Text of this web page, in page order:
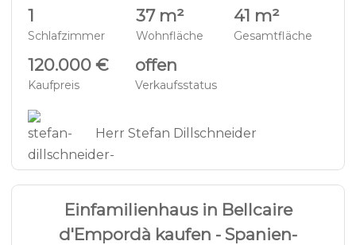
1
Schlafzimmer
37 m²
Wohnfläche
41 m²
Gesamtfläche
120.000 €
Kaufpreis
offen
Verkaufsstatus
Herr Stefan Dillschneider
30 VILLA - BC1251
Einfamilienhaus in Bellcaire
d'Empordà kaufen - Spanien-